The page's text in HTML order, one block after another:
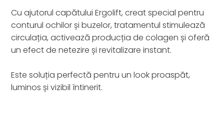
Cu ajutorul capătului Ergolift, creat special pentru
conturul ochilor și buzelor, tratamentul stimulează
circulația, activează producția de colagen și oferă
un efect de netezire și revitalizare instant.
Este soluția perfectă pentru un look proaspăt,
luminos și vizibil întinerit.